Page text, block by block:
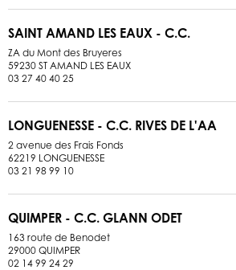
SAINT AMAND LES EAUX - C.C.
ZA du Mont des Bruyeres
59230 ST AMAND LES EAUX
03 27 40 40 25
LONGUENESSE - C.C. RIVES DE L'AA
2 avenue des Frais Fonds
62219 LONGUENESSE
03 21 98 99 10
QUIMPER - C.C. GLANN ODET
163 route de Benodet
29000 QUIMPER
02 14 99 24 29